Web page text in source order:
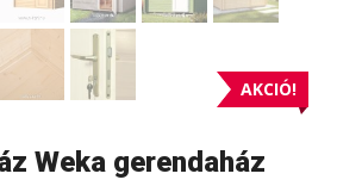
AKCIÓ!
Weka gerendaház